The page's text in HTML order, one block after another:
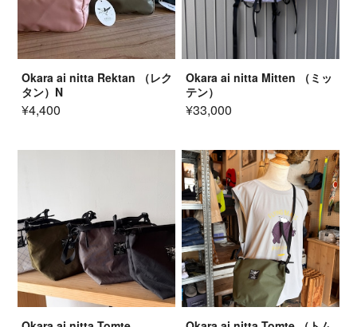
Okara ai nitta Rektan （レク
タン）N
¥4,400
Okara ai nitta Mitten （ミッ
テン）
¥33,000